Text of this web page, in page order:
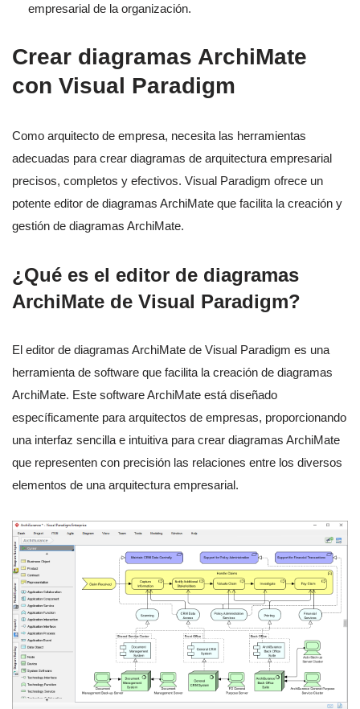
empresarial de la organización.
Crear diagramas ArchiMate
con Visual Paradigm
Como arquitecto de empresa, necesita las herramientas
adecuadas para crear diagramas de arquitectura empresarial
precisos, completos y efectivos. Visual Paradigm ofrece un
potente editor de diagramas ArchiMate que facilita la creación y
gestión de diagramas ArchiMate.
¿Qué es el editor de diagramas
ArchiMate de Visual Paradigm?
El editor de diagramas ArchiMate de Visual Paradigm es una
herramienta de software que facilita la creación de diagramas
ArchiMate. Este software ArchiMate está diseñado
específicamente para arquitectos de empresas, proporcionando
una interfaz sencilla e intuitiva para crear diagramas ArchiMate
que representen con precisión las relaciones entre los diversos
elementos de una arquitectura empresarial.